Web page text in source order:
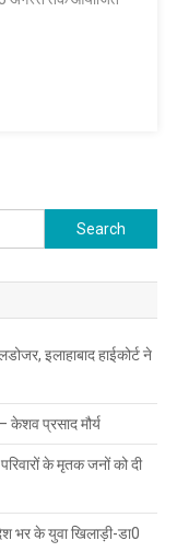
अभियान
Search
for:
इलाहाबाद हाईकोर्ट ने
केशव प्रसाद मौर्य
के मृतक जनों को दी
भर के युवा खिलाड़ी-डा0